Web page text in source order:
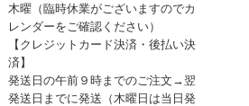
木曜（臨時休業がございますのでカ
レンダーをご確認ください）
【クレジットカード決済・後払い決
済】
発送日の午前９時までのご注文→翌
発送日までに発送（木曜日は当日発